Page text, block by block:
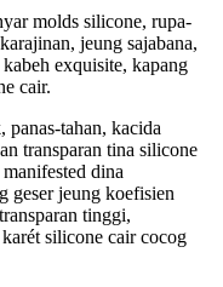
molds silicone, rupa-
jeung sajabana,
exquisite, kapang
cair.
tahan, kacida
transparan tina silicone
dina
geser jeung koefisien
tinggi,
silicone cair cocog